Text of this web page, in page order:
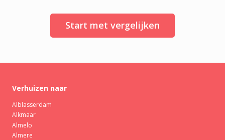
Start met vergelijken
Verhuizen naar
Alblasserdam
Alkmaar
Almelo
Almere